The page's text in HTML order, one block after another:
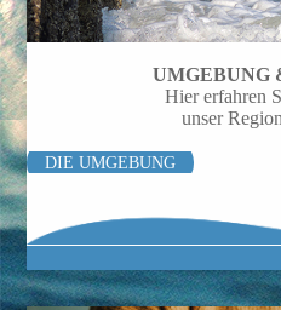
UMGEBUNG
Hier erfahren
unser
DIE UMGEBUNG